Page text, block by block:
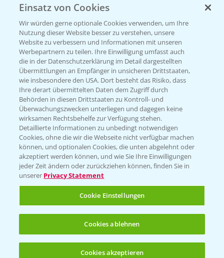
Beratung auf WhatsApp
T.+49 (0)174 346 564 1
KONTAKT
Hilfe in Notfällen
T.+49 (0)214/30-20220
Folgen Sie uns
Einsatz von Cookies
Wir würden gerne optionale Cookies verwenden, um Ihre
Nutzung dieser Website besser zu verstehen, unsere
Website zu verbessern und Informationen mit unseren
Werbepartnern zu teilen. Ihre Einwilligung umfasst auch
die in der Datenschutzerklärung im Detail dargestellten
Übermittlungen an Empfänger in unsicheren Drittstaaten,
wie insbesondere den USA. Dort besteht das Risiko, dass
Ihre derart übermittelten Daten dem Zugriff durch
Behörden in diesen Drittstaaten zu Kontroll- und
Überwachungszwecken unterliegen und dagegen keine
wirksamen Rechtsbehelfe zur Verfügung stehen.
Detaillierte Informationen zu unbedingt notwendigen
Cookies, ohne die wir die Webseite nicht verfügbar machen
können, und optionalen Cookies, die unten abgelehnt oder
akzeptiert werden können, und wie Sie Ihre Einwilligungen
jeder Zeit ändern oder zurückziehen können, finden Sie in
unserer Privacy Statement
Cookie Einstellungen
Cookies ablehnen
Cookies akzeptieren